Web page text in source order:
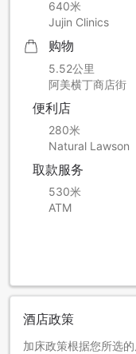
640米
Jujin Clinics
购物
5.52公里
阿美横丁商店街
便利店
280米
Natural Lawson
取款服务
530米
ATM
酒店政策
加床政策根据您所选